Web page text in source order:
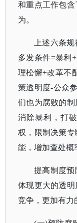
和重点工作包
为。
上述六条
多发条件=暴利
理松懈+改革不
策透明度-公众
们也为腐败的
消除暴利，打
权，限制决策
能，增加查处概
提高制度预
体现更大的透
竞争，更加有力